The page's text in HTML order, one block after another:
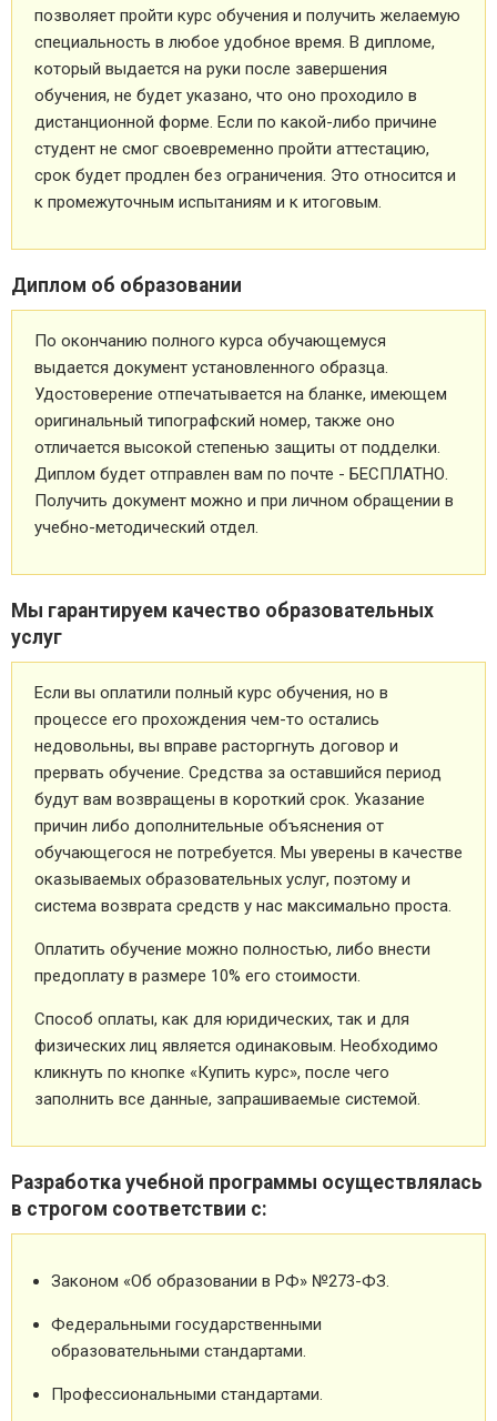
позволяет пройти курс обучения и получить желаемую
специальность в любое удобное время. В дипломе,
который выдается на руки после завершения
обучения, не будет указано, что оно проходило в
дистанционной форме. Если по какой-либо причине
студент не смог своевременно пройти аттестацию,
срок будет продлен без ограничения. Это относится и
к промежуточным испытаниям и к итоговым.
Диплом об образовании
По окончанию полного курса обучающемуся
выдается документ установленного образца.
Удостоверение отпечатывается на бланке, имеющем
оригинальный типографский номер, также оно
отличается высокой степенью защиты от подделки.
Диплом будет отправлен вам по почте - БЕСПЛАТНО.
Получить документ можно и при личном обращении в
учебно-методический отдел.
Мы гарантируем качество образовательных
услуг
Если вы оплатили полный курс обучения, но в
процессе его прохождения чем-то остались
недовольны, вы вправе расторгнуть договор и
прервать обучение. Средства за оставшийся период
будут вам возвращены в короткий срок. Указание
причин либо дополнительные объяснения от
обучающегося не потребуется. Мы уверены в качестве
оказываемых образовательных услуг, поэтому и
система возврата средств у нас максимально проста.
Оплатить обучение можно полностью, либо внести
предоплату в размере 10% его стоимости.
Способ оплаты, как для юридических, так и для
физических лиц является одинаковым. Необходимо
кликнуть по кнопке «Купить курс», после чего
заполнить все данные, запрашиваемые системой.
Разработка учебной программы осуществлялась
в строгом соответствии с:
Законом «Об образовании в РФ» №273-ФЗ.
Федеральными государственными
образовательными стандартами.
Профессиональными стандартами.